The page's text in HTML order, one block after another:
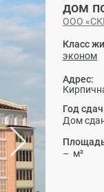
дом
ООО
Класс
эконом
Адрес:
Год
Дом
– м²